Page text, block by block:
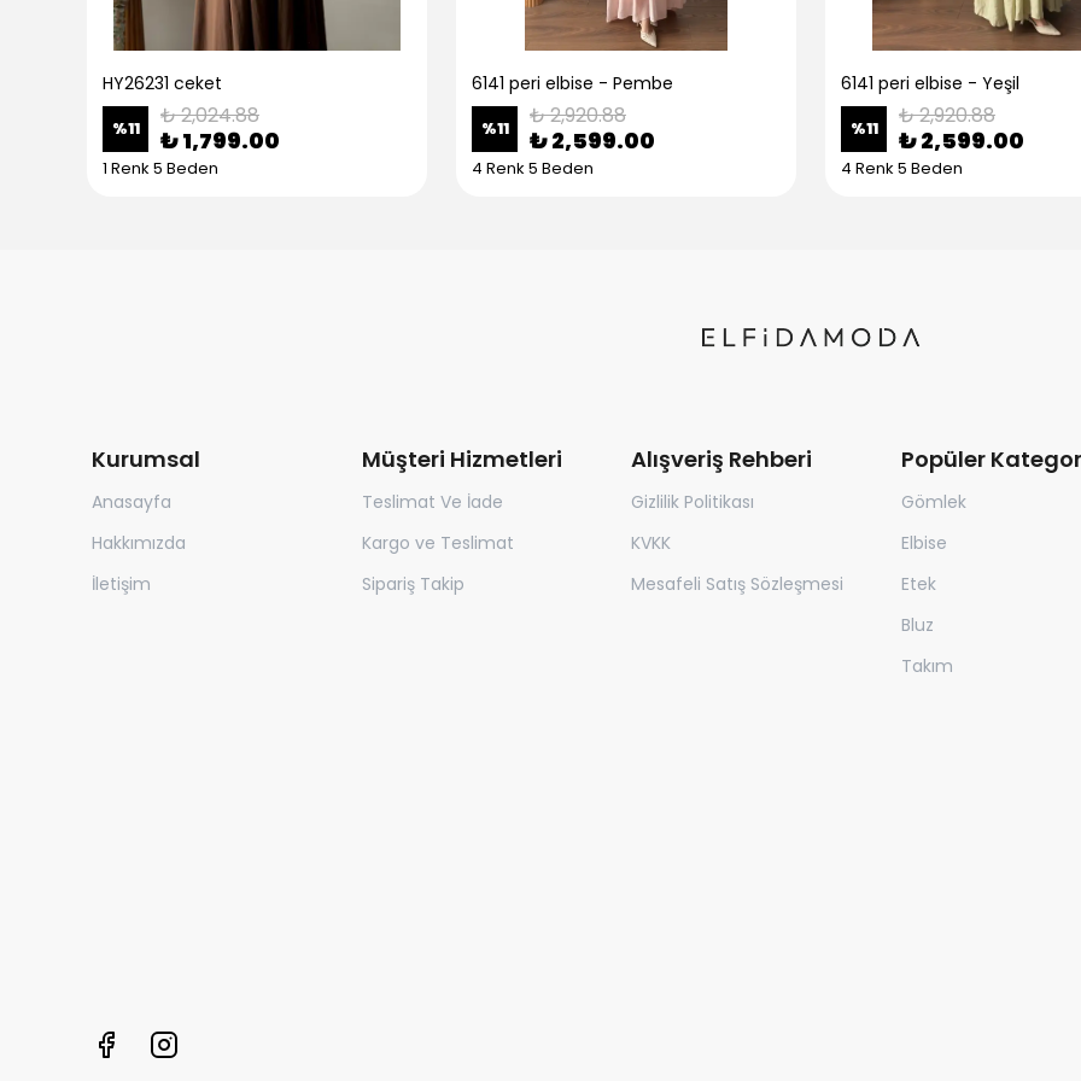
HY26231 ceket
%11 ₺ 2,024.88
₺ 1,799.00
1 Renk 5 Beden
6141 peri elbise - Pembe
%11 ₺ 2,920.88
₺ 2,599.00
4 Renk 5 Beden
6141 peri elbise - Yeşil
%11 ₺ 2,920.88
₺ 2,599.00
4 Renk 5 Beden
Kurumsal
Anasayfa
Hakkımızda
İletişim
Müşteri Hizmetleri
Teslimat Ve İade
Kargo ve Teslimat
Sipariş Takip
Alışveriş Rehberi
Gizlilik Politikası
KVKK
Mesafeli Satış Sözleşmesi
Popüler
Gömlek
Elbise
Etek
Bluz
Takım